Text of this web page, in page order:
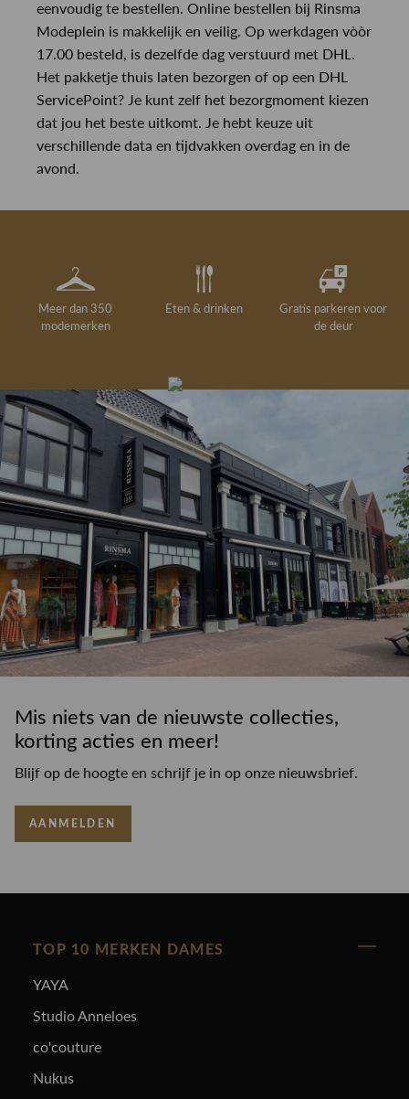
eenvoudig te bestellen. Online bestellen bij Rinsma
Modeplein is makkelijk en veilig. Op werkdagen vòòr
17.00 besteld, is dezelfde dag verstuurd met DHL.
Het pakketje thuis laten bezorgen of op een DHL
ServicePoint? Je kunt zelf het bezorgmoment kiezen
dat jou het beste uitkomt. Je hebt keuze uit
verschillende data en tijdvakken overdag en in de
avond.
Meer dan 350
modemerken
Eten & drinken
Gratis parkeren voor
de deur
drankje
Gratis retourneren in
de winkel
Deskundig
kledingadvies
Mis niets van de nieuwste collecties,
korting acties en meer!
Blijf op de hoogte en schrijf je in op onze nieuwsbrief.
AANMELDEN
TOP 10 MERKEN DAMES
YAYA
Studio Anneloes
co'couture
Nukus